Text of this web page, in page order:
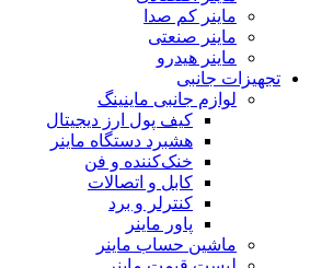
ماینر کم‌ صدا
ماینر صنعتی
ماینر هیدرو
تجهیزات جانبی
لوازم جانبی ماینینگ
کیف پول ارز دیجیتال
هشبرد دستگاه ماینر
خنک‌کننده و فن
کابل و اتصالات
کنترلر و برد
پاور ماینر
ماشین حساب ماینر